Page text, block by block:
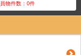
物件数：0件